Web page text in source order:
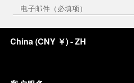
China(CNY ￥)- ZH